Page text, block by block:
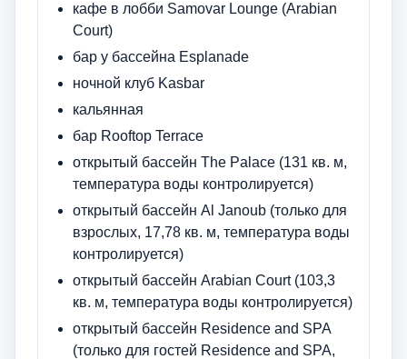
кафе в лобби Samovar Lounge (Arabian
Court)
бар у бассейна Esplanade
ночной клуб Kasbar
кальянная
бар Rooftop Terrace
открытый бассейн The Palace (131 кв. м,
температура воды контролируется)
открытый бассейн Al Janoub (только для
взрослых, 17,78 кв. м, температура воды
контролируется)
открытый бассейн Arabian Court (103,3
кв. м, температура воды контролируется)
открытый бассейн Residence and SPA
(только для гостей Residence and SPA,